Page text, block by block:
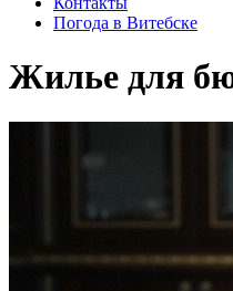
Погода в Витебске
Жилье для